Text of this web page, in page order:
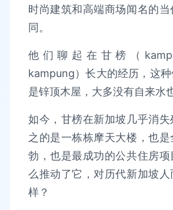
时尚建筑和高端商场闻名的
同。
他们聊起在甘榜（
kampung）长大的经历，这
是锌顶木屋，大多没有自来水
如今，甘榜在新加坡几乎消
之的是一栋栋摩天大楼，也
勃，也是最成功的公共住房
么推动了它，对历代新加坡人
样？